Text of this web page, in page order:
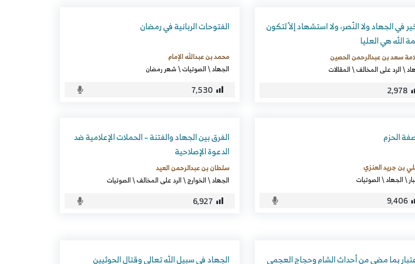
في الجهاد ولا النّصر، ولا استشهاد إلاّ لتكون
الله هي العليا
سعد بن عبدالرحمن الحصين
\الرد على المخالف\المقالات
2٬978
الفتوحات الربانية في رمضان
محمد بن عبدالله الإمام
الجهاد\الصوتيات\شهر رمضان
7٬530
الحزم
بن جريد العنزي
\الجهاد\الصوتيات
9٬406
الفرق بين الجهاد والفتنة – الحملات الإعلامية ضد
الدعوة الإصلاحية
سلطان بن عبدالرحمن العيد
الجهاد\الخوارج\الرد على المخالف\الصوتيات
6٬927
بما مضى من أحداث الشام وحجاج العجمي الجهاد في سبيل الله تعالى وقتال الحوثيين